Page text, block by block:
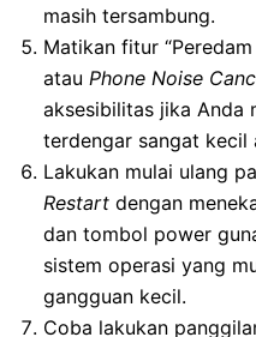
masih tersambung.
Matikan fitur
atau Phone Noise
aksesibilitas jika Anda
terdengar sangat kecil
Lakukan mulai ulang
Restart dengan
dan tombol power
sistem operasi yang
gangguan kecil.
Coba lakukan